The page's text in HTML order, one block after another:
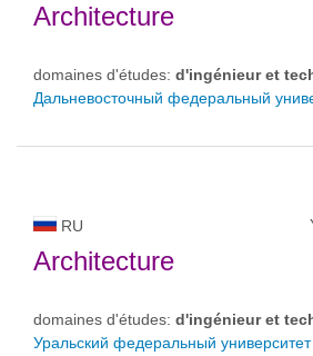
Architecture
domaines d'études: d'ingénieur et
Дальневосточный федеральный
RU
Architecture
domaines d'études: d'ingénieur et
Уральский федеральный университет